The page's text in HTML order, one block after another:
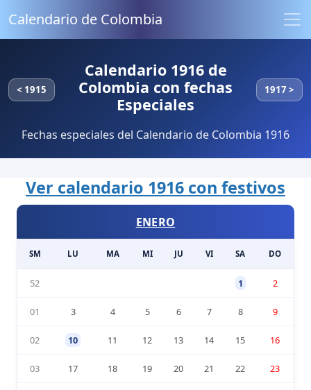
Calendario de Colombia
< 1915
Calendario 1916 de
Colombia con fechas
Especiales
1917 >
Fechas especiales del Calendario de Colombia 1916
Ver calendario 1916 con festivos
ENERO
SM LU MA MI JU VI SA DO
52 1 2
01 3 4 5 6 7 8 9
02 10 11 12 13 14 15 16
03 17 18 19 20 21 22 23